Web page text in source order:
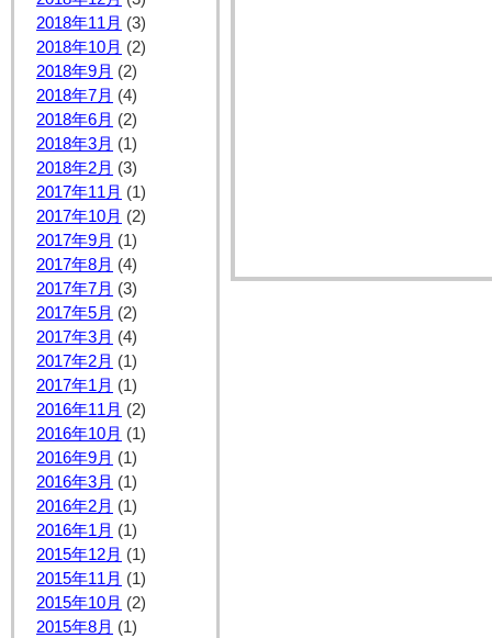
2018年11月 (3)
2018年10月 (2)
2018年9月 (2)
2018年7月 (4)
2018年6月 (2)
2018年3月 (1)
2018年2月 (3)
2017年11月 (1)
2017年10月 (2)
2017年9月 (1)
2017年8月 (4)
2017年7月 (3)
2017年5月 (2)
2017年3月 (4)
2017年2月 (1)
2017年1月 (1)
2016年11月 (2)
2016年10月 (1)
2016年9月 (1)
2016年3月 (1)
2016年2月 (1)
2016年1月 (1)
2015年12月 (1)
2015年11月 (1)
2015年10月 (2)
2015年8月 (1)